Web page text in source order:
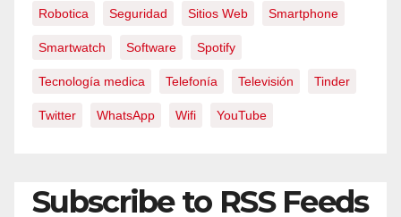
Robotica Seguridad Sitios Web Smartphone
Smartwatch Software Spotify
Tecnología medica Telefonía Televisión Tinder
Twitter WhatsApp Wifi YouTube
Subscribe to RSS Feeds